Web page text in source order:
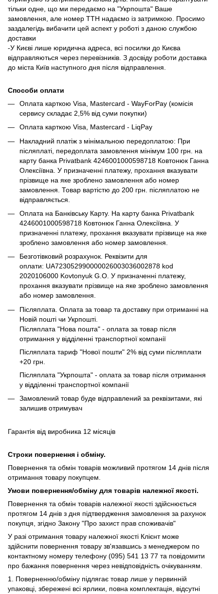
тільки одне, що ми передаємо на "Укрпошта" Ваше
замовлення, але номер ТТН надаємо із затримкою. Просимо
заздалегідь вибачити цей аспект у роботі з даною службою
доставки
-У Києві лише юридична адреса, всі посилки до Києва
відправляються через перевізників. З досвіду роботи доставка
до міста Київ наступного дня після відправлення.
Способи оплати
Оплата карткою Visa, Mastercard - WayForPay (комісія
сервису складає 2,5% від суми покупки)
Оплата карткою Visa, Mastercard - LiqPay
Накладний платіж з мінімальною передоплатою: При
післяплаті, передоплата замовлення мінімум 100 грн. на
карту банка Privatbank 4246001000598718 Ковтонюк Ганна
Олексіївна. У призначенні платежу, прохання вказувати
прізвище на яке зроблено замовлення або номер
замовлення. Товар вартістю до 200 грн. післяплатою не
відправляється.
Оплата на Банківську Карту. На карту банка Privatbank
4246001000598718 Ковтонюк Ганна Олексіївна. У
призначенні платежу, прохання вказувати прізвище на яке
зроблено замовлення або номер замовлення.
Безготівковий розрахунок. Реквізити для
оплати: UA723052990000026003036002878 kod
2020106000 Kovtonyuk G.O. У призначенні платежу,
прохання вказувати прізвище на яке зроблено замовлення
або номер замовлення.
Післяплата. Оплата за товар та доставку при отриманні на
Новій пошті чи Укрпошті.
Післяплата "Нова пошта" - оплата за товар після
отримання у відділенні транспортної компанії
Післяплата тариф "Нової пошти" 2% від суми післяплати
+20 грн.
Післяплата "Укрпошта" - оплата за товар після отримання
у відділенні транспортної компанії
Замовлений товар буде відправлений за реквізитами, які
залишив отримувач
Гарантія від виробника 12 місяців
Строки повернення і обміну.
Повернення та обмін товарів можливий протягом 14 днів після
отримання товару покупцем.
Умови повернення/обміну для товарів належної якості.
Повернення та обмін товарів належної якості здійснюється
протягом 14 днів з дня підтвердження замовлення за рахунок
покупця, згідно Закону "Про захист прав споживачів"
У разі отримання товару належної якості Клієнт може
здійснити повернення товару зв'язавшись з менеджером по
контактному номеру телефону (095) 541 13 77 та повідомити
про бажання повернення через невідповідність очікуванням.
1. Поверненню/обміну підлягає товар лише у первинній
упаковці, збережені всі ярлики, повна комплектація, відсутні